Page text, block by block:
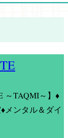
～TAQMI～】♦
メンタル＆ダイ